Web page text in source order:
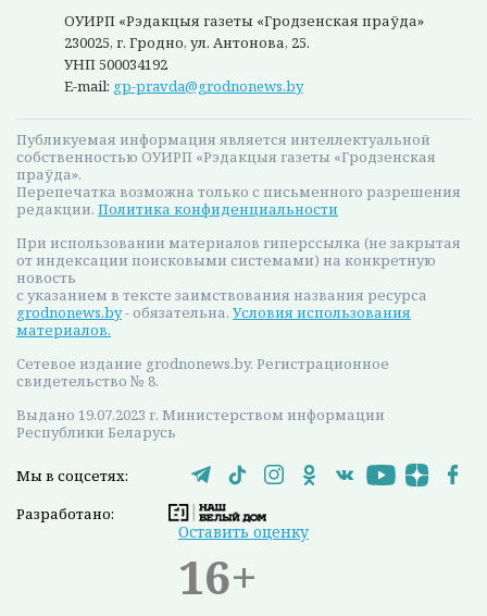
Ответил Алексей Гайко на вопрос по
ситуации с загрязнением реки Дитва.
Прозвучало: по данному факту возбуждено
уголовное дело, ведется следствие. И
пояснение (его дал и. о. директора Лидского
ГУП ЖКХ Сергей Синевич): очистные
сооружения, построенные в 1972 году, не
всегда способны очистить поступающие
сточные воды. В первую очередь из-за того,
что их мощность не предназначена для того
объема стоков, которые поступают для
очистки, ведь с семидесятых годов город
прирос современными микрорайонами, в
Лиде появились новые производства.
Местная власть несколько лет назад начала
были подписаны Проектное соглашение
между Лидским ГУП ЖКХ, Гродненской
областью, Лидским районом и Европейским
банком развития на предоставление 6 млн.
евро и Грантовое соглашение на средства